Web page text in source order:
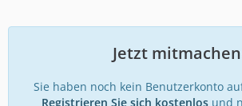
Jetzt
Sie haben noch kein Benutzerkonto
Registrieren Sie sich kostenlosund